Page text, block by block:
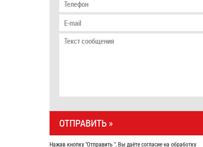
Нажав кнопку "Отправить ", Вы даёте согласие на обработку